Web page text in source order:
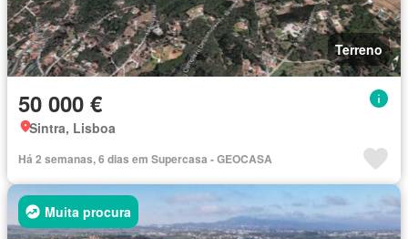
Terreno
50 000 €
Sintra, Lisboa
Há 2 semanas, 6 dias em Supercasa - GEOCASA
Muita procura